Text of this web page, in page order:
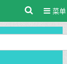
菜单